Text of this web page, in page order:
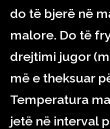
do të bjerë në
malore. Do të
drejtimi jugor
më e theksuar
Temperatura
jetë në interval